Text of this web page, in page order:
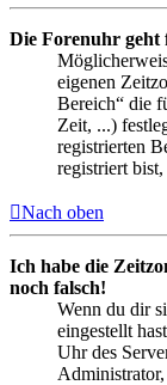
Die Forenuhr geht
eigenen
Bereich“ die
Zeit, ...)
registrierten
registriert
Nach oben
Ich habe die
noch falsch!
Wenn du dir
eingestellt
Uhr des